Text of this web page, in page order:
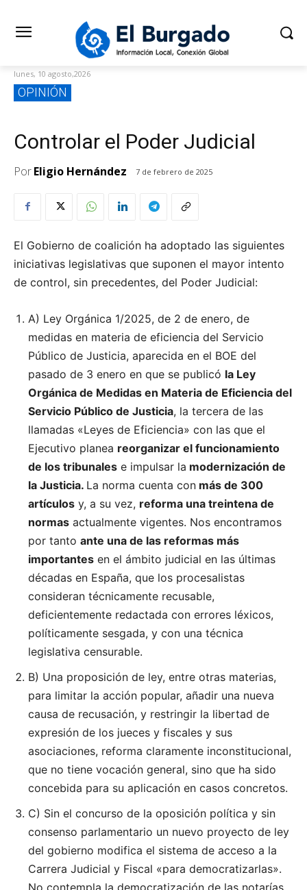
lunes, 10 agosto,2026
OPINIÓN
Controlar el Poder Judicial
PorEligio Hernández 7 de febrero de 2025
El Gobierno de coalición ha adoptado las siguientes
iniciativas legislativas que suponen el mayor intento
de control, sin precedentes, del Poder Judicial:
A) Ley Orgánica 1/2025, de 2 de enero, de
medidas en materia de eficiencia del Servicio
Público de Justicia, aparecida en el BOE del
pasado de 3 enero en que se publicó la Ley
Orgánica de Medidas en Materia de Eficiencia del
Servicio Público de Justicia, la tercera de las
llamadas «Leyes de Eficiencia» con las que el
Ejecutivo planea reorganizar el funcionamiento
de los tribunales e impulsar la modernización de
la Justicia. La norma cuenta con más de 300
artículos y, a su vez, reforma una treintena de
normas actualmente vigentes. Nos encontramos
por tanto ante una de las reformas más
importantes en el ámbito judicial en las últimas
décadas en España, que los procesalistas
consideran técnicamente recusable,
deficientemente redactada con errores léxicos,
políticamente sesgada, y con una técnica
legislativa censurable.
B) Una proposición de ley, entre otras materias,
para limitar la acción popular, añadir una nueva
causa de recusación, y restringir la libertad de
expresión de los jueces y fiscales y sus
asociaciones, reforma claramente inconstitucional,
que no tiene vocación general, sino que ha sido
concebida para su aplicación en casos concretos.
C) Sin el concurso de la oposición política y sin
consenso parlamentario un nuevo proyecto de ley
del gobierno modifica el sistema de acceso a la
Carrera Judicial y Fiscal «para democratizarlas».
No contempla la democratización de las notarías